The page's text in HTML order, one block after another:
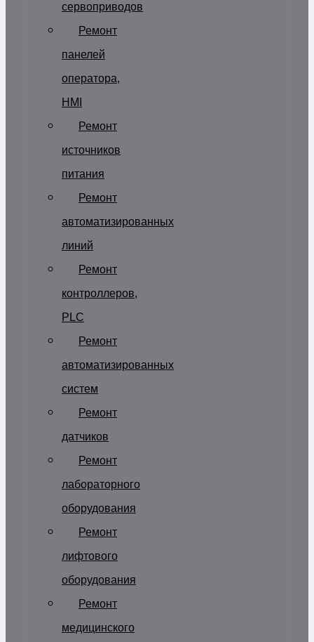
сервоприводов
Ремонт
панелей
оператора,
HMI
Ремонт
источников
питания
Ремонт
автоматизированных
линий
Ремонт
контроллеров,
PLC
Ремонт
автоматизированных
систем
Ремонт
датчиков
Ремонт
лабораторного
оборудования
Ремонт
лифтового
оборудования
Ремонт
медицинского